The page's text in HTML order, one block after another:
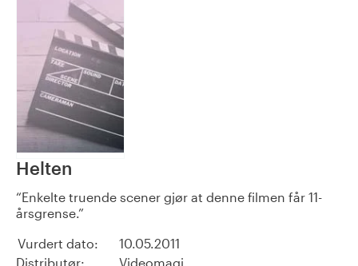
Helten
Enkelte truende scener gjør at denne filmen får 11-
årsgrense.
Vurdert dato:
10.05.2011
Distributør:
Videomagi